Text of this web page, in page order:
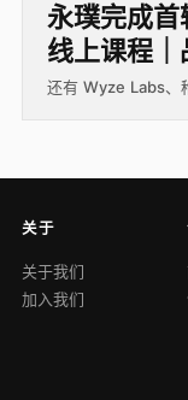
永璞完成
线上课程｜
还有 Wyze Labs、
关于
关于我们
加入我们